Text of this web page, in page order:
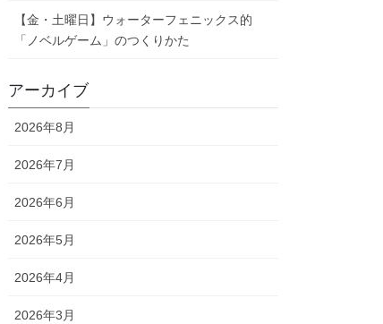
【金・土曜日】ウォーターフェニックス的
「ノベルゲーム」のつくりかた
アーカイブ
2026年8月
2026年7月
2026年6月
2026年5月
2026年4月
2026年3月